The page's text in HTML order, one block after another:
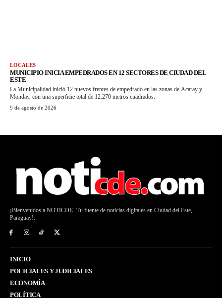
LOCALES
MUNICIPIO INICIA EMPEDRADOS EN 12 SECTORES DE CIUDAD DEL
ESTE
La Municipalidad inició 12 nuevos frentes de empedrado en las zonas de Acaray y
Monday, con una superficie total de 12.270 metros cuadrados.
9 de agosto de 2026
¡Bienvenidos a NOTICDE- Tu fuente de noticias digitales en Ciudad del Este,
Paraguay!.
INICIO
POLICIALES Y JUDICIALES
ECONOMÍA
POLÍTICA